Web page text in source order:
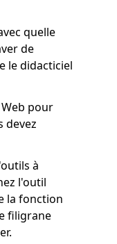
quelle
de
le didacticiel
pour
devez
à
l'outil
la fonction
filigrane